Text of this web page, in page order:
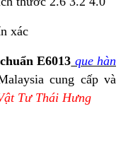
xác
E6013 que hàn
cung cấp và
Tư Thái Hưng